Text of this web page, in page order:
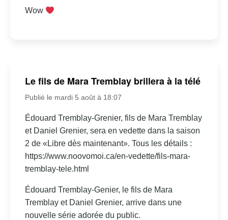
Wow
Le fils de Mara Tremblay brillera à la télé
Publié le mardi 5 août à 18:07
Édouard Tremblay-Grenier, fils de Mara Tremblay
et Daniel Grenier, sera en vedette dans la saison
2 de «Libre dès maintenant». Tous les détails :
https://www.noovomoi.ca/en-vedette/fils-mara-
tremblay-tele.html
Édouard Tremblay-Genier, le fils de Mara
Tremblay et Daniel Grenier, arrive dans une
nouvelle série adorée du public.